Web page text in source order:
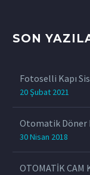
SON
Fotoselli Kapı
20 Şubat 2021
Otomatik Döner
30 Nisan 2018
OTOMATİK CAM